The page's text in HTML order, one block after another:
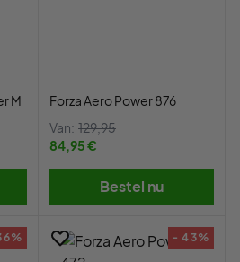
M
Forza Aero Power 876
Van: 129,95
84,95 €
Bestel nu
- 43%